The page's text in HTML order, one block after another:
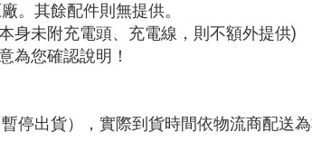
。其餘配件則無提供。
身未附充電頭、充電線，則不額外提供)
為您確認說明！
停出貨），實際到貨時間依物流商配送